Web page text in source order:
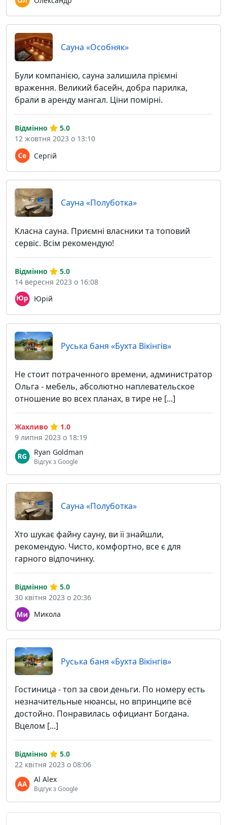
Сауна «Особняк»
Були компанією, сауна залишила пріємні
враження. Великий басейн, добра парилка,
брали в аренду мангал. Ціни помірні.
Сергій
Відмінно
5.0
12 жовтня 2023 о 13:10
Сауна «Полуботка»
Класна сауна. Приємні власники та топовий
сервіс. Всім рекомендую!
Юрій
Відмінно
5.0
14 вересня 2023 о 16:08
Руська баня «Бухта Вікінгів»
Не стоит потраченного времени, администратор
Ольга - мебель, абсолютно наплевательское
отношение во всех планах, в тире не [...]
Ryan Goldman
Відгук з Google
Жахливо
1.0
9 липня 2023 о 18:19
Сауна «Полуботка»
Хто шукає файну сауну, ви її знайшли,
рекомендую. Чисто, комфортно, все є для
гарного відпочинку.
Микола
Відмінно
5.0
30 квітня 2023 о 20:36
Руська баня «Бухта Вікінгів»
Гостиница - топ за свои деньги. По номеру есть
незначительные нюансы, но впринципе всё
достойно. Понравилась официант Богдана.
Вцелом [...]
Al Alex
Відгук з Google
Відмінно
5.0
22 квітня 2023 о 08:06